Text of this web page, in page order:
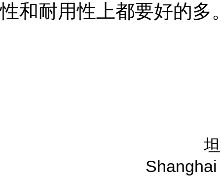
性和耐用性上都要好的多